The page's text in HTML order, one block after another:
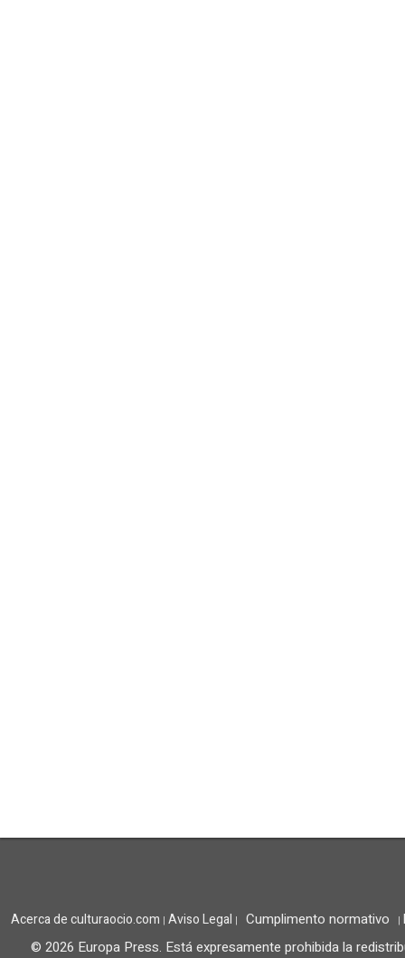
Acerca de culturaocio.com | Aviso Legal | Cumplimento normativo |
© 2026 Europa Press. Está expresamente prohibida la